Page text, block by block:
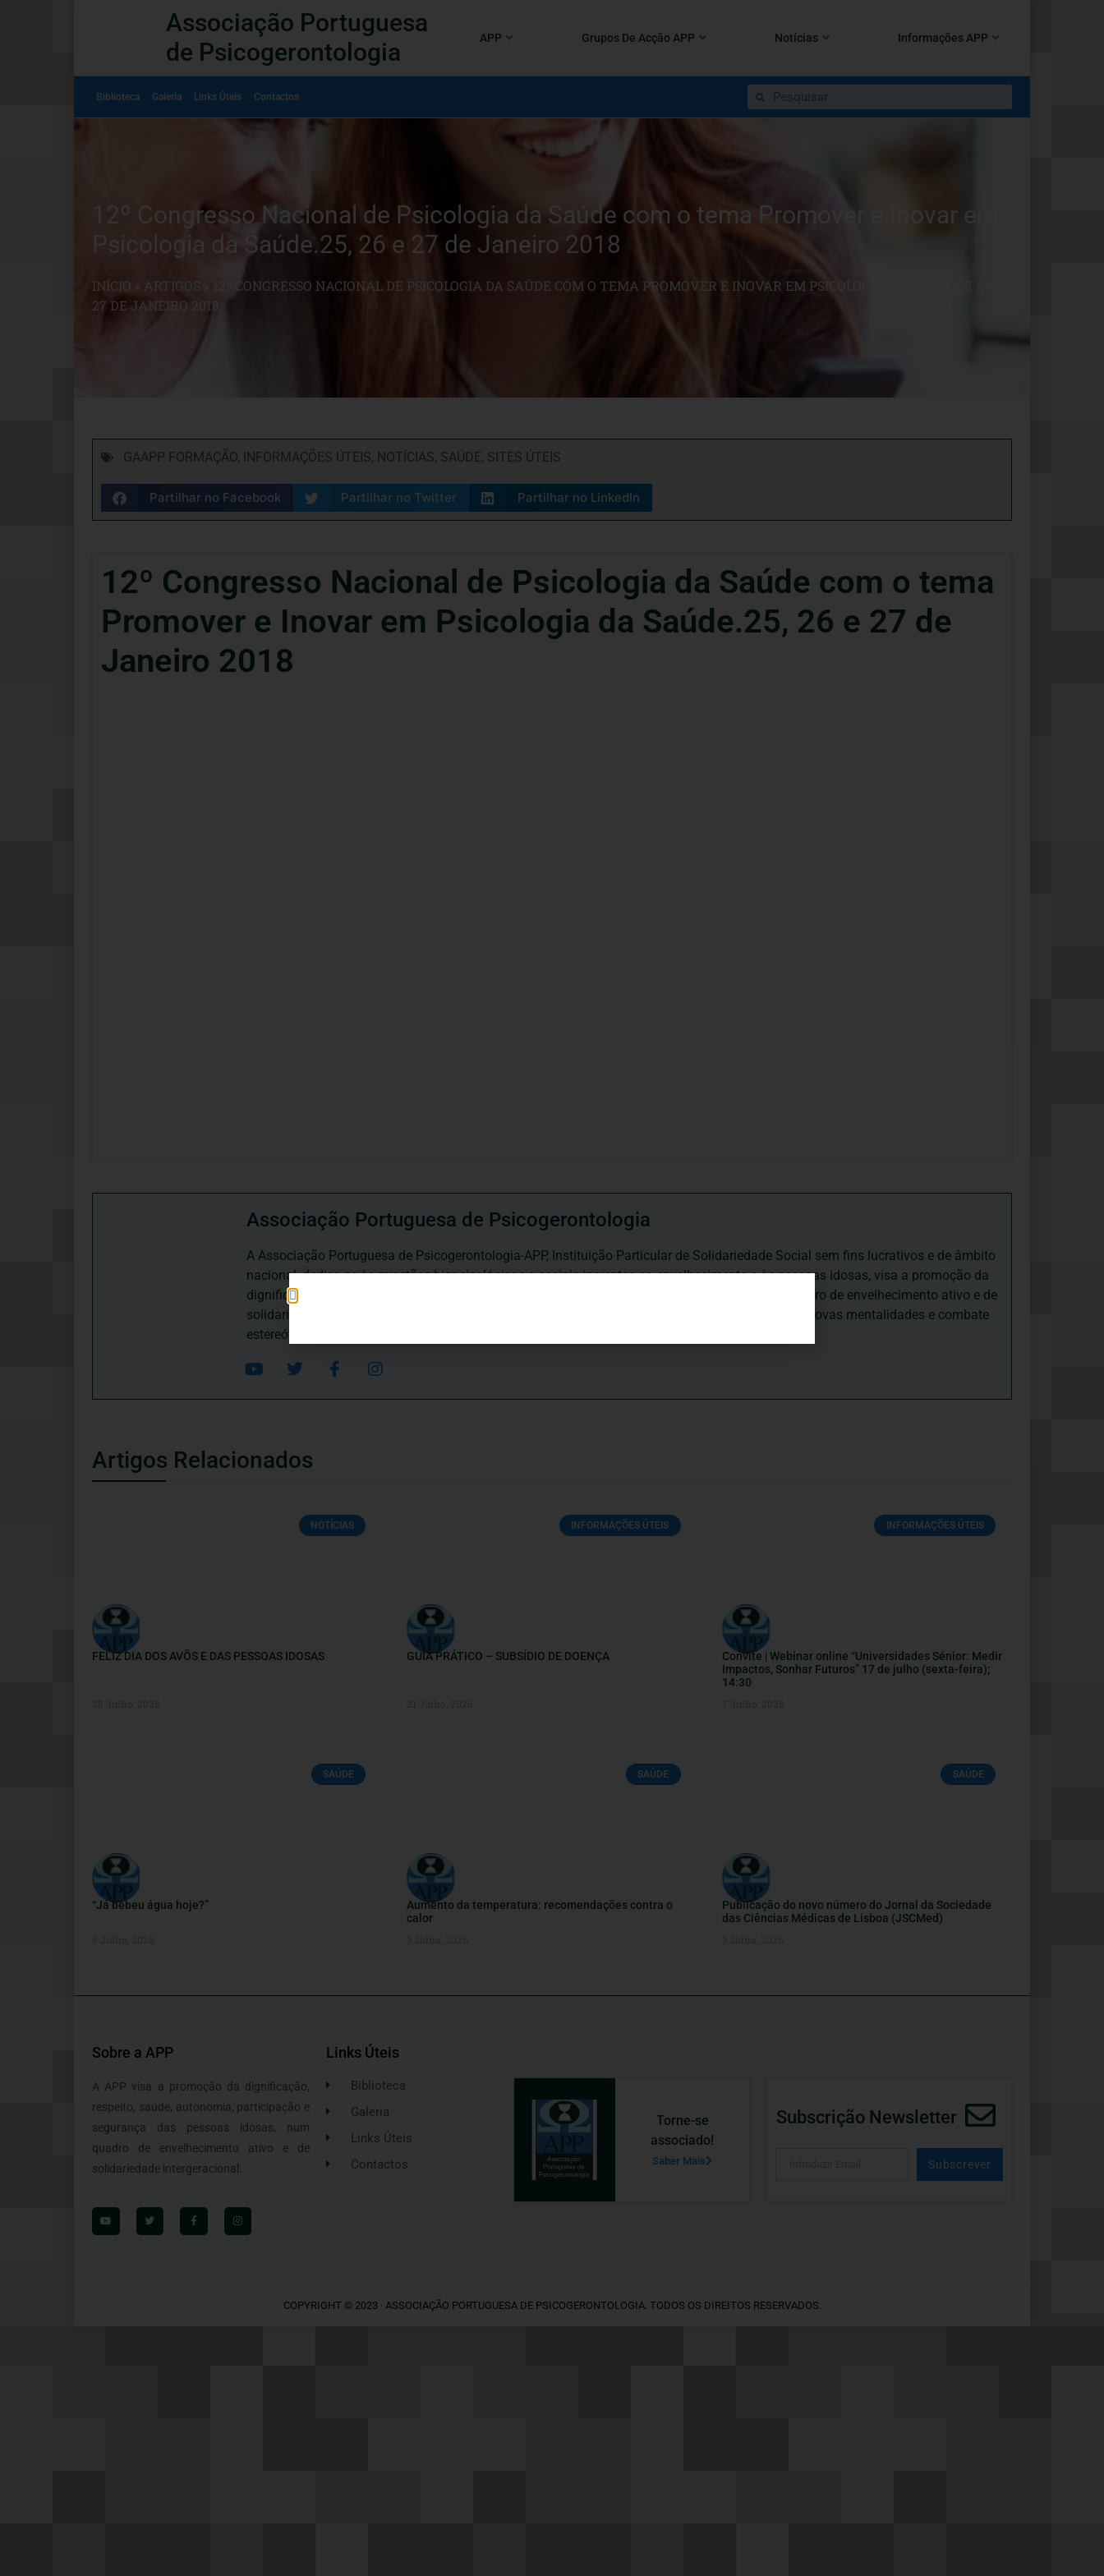
Associação Portuguesa
de Psicogerontologia
APP Grupos De Acção APP Notícias Informações APP
Biblioteca Galeria Links Úteis Contactos
12º Congresso Nacional de Psicologia da Saúde com o tema Promover e Inovar em
Psicologia da Saúde.25, 26 e 27 de Janeiro 2018
INÍCIO » ARTIGOS
12º CONGRESSO NACIONAL DE PSICOLOGIA DA SAÚDE COM O TEMA PROMOVER E INOVAR EM PSICOLOGIA DA SAÚDE.25, 26 E
27 DE JANEIRO 2018
GAAPP FORMAÇÃO, INFORMAÇÕES ÚTEIS, NOTÍCIAS, SAÚDE, SITES ÚTEIS
Partilhar no Facebook Partilhar no Twitter Partilhar no LinkedIn
12º Congresso Nacional de Psicologia da Saúde com o tema
Promover e Inovar em Psicologia da Saúde.25, 26 e 27 de
Janeiro 2018
Associação Portuguesa de Psicogerontologia
A Associação Portuguesa de Psicogerontologia-APP, Instituição Particular de Solidariedade Social sem fins lucrativos e de âmbito
nacional, dedica-se às questões biopsicológicas e sociais inerentes ao envelhecimento e às pessoas idosas, visa a promoção da
dignificação, respeito, saúde, autonomia, participação e segurança das pessoas idosas, num quadro de envelhecimento ativo e de
solidariedade intergeracional, e de uma sociedade mais inclusiva para todas as idades, promove novas mentalidades e combate
estereótipos negativos relativamente à idade e ao envelhecimento.
Artigos Relacionados
NOTÍCIAS
FELIZ DIA DOS AVÕS E DAS PESSOAS IDOSAS
INFORMAÇÕES ÚTEIS
GUIA PRÁTICO – SUBSÍDIO DE DOENÇA
INFORMAÇÕES ÚTEIS
Convite | Webinar online “Universidades Sénior: Medir
Impactos, Sonhar Futuros” 17 de julho (sexta-feira);
14:30
SAÚDE
“Já bebeu água hoje?”
SAÚDE
Aumento da temperatura: recomendações contra o
calor
SAÚDE
Publicação do novo número do Jornal da Sociedade
das Ciências Médicas de Lisboa (JSCMed)
Sobre a APP
A APP visa a promoção da dignificação,
respeito, saúde, autonomia, participação e
segurança das pessoas idosas, num
quadro de envelhecimento ativo e de
solidariedade intergeracional.
Links Úteis
Biblioteca
Galeria
Links Úteis
Contactos
Torne-se
associado!
Saber Mais
Subscrição Newsletter
Subscrever
COPYRIGHT © 2023 · ASSOCIAÇÃO PORTUGUESA DE PSICOGERONTOLOGIA. TODOS OS DIREITOS RESERVADOS.